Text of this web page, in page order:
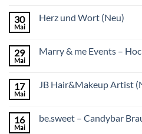
30
Mai
Herz und Wort (Neu)
29
Mai
Marry & me Events –
17
Mai
JB Hair&Makeup Artist
16
Mai
be.sweet – Candybar